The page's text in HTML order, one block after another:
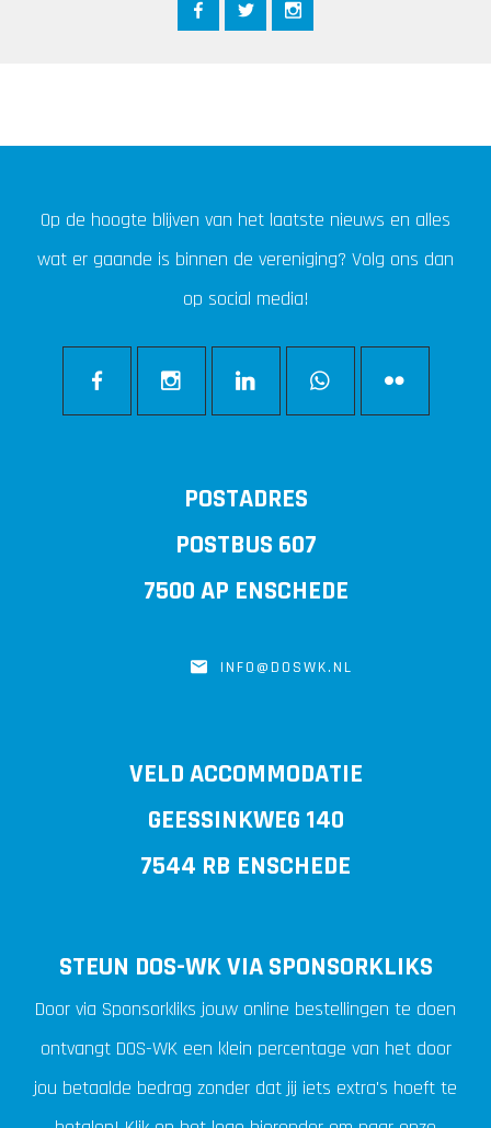
Op de hoogte blijven van het laatste nieuws en alles
wat er gaande is binnen de vereniging? Volg ons dan
op social media!
POSTADRES
POSTBUS 607
7500 AP ENSCHEDE
INFO@DOSWK.NL
VELD ACCOMMODATIE
GEESSINKWEG 140
7544 RB ENSCHEDE
STEUN DOS-WK VIA SPONSORKLIKS
Door via Sponsorkliks jouw online bestellingen te doen
ontvangt DOS-WK een klein percentage van het door
jou betaalde bedrag zonder dat jij iets extra's hoeft te